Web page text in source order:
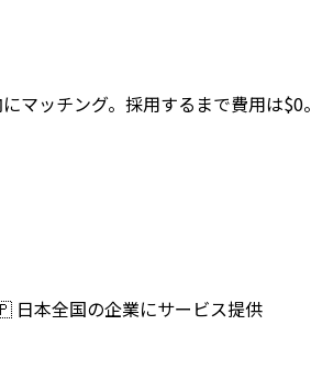
マッチング。採用するまで費用は$0。
日本全国の企業にサービス提供